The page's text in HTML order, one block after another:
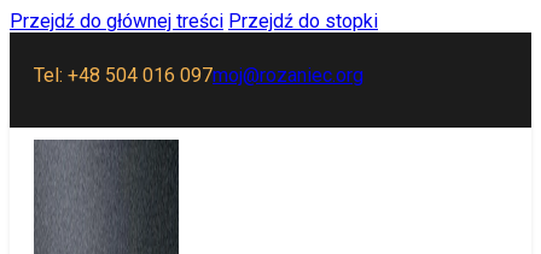
Przejdź do głównej treści Przejdź do stopki
Tel: +48 504 016 097moj@rozaniec.org